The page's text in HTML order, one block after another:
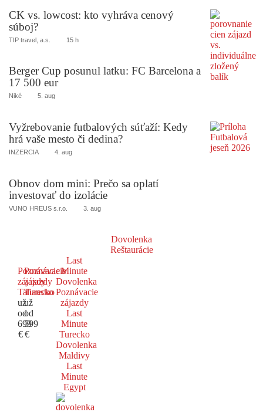
CK vs. lowcost: kto vyhráva cenový
súboj?
TIP travel, a.s. 15 h
Berger Cup posunul latku: FC Barcelona a
17 500 eur
Niké 5. aug
Vyžrebovanie futbalových súťaží: Kedy
hrá vaše mesto či dedina?
INZERCIA 4. aug
Obnov dom mini: Prečo sa oplatí
investovať do izolácie
VUNO HREUS s.r.o. 3. aug
Dovolenka
Reštaurácie
Poznávacie
zájazdy
Taliansko
už
od
699
€
Poznávacie
zájazdy
Turecko
už
od
599
€
Last
Minute
Dovolenka
Poznávacie
zájazdy
Last
Minute
Turecko
Dovolenka
Maldivy
Last
Minute
Egypt